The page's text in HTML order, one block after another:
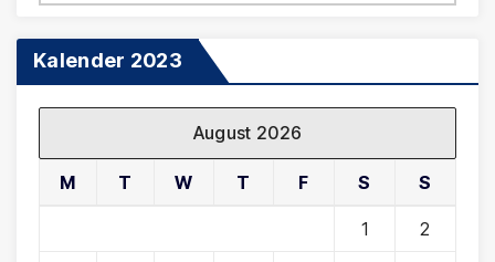
Berita
Kalender 2023
August 2026
M T W T F S S
1 2